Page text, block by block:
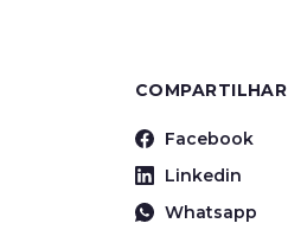
COMPARTILHAR
Facebook
Linkedin
Whatsapp